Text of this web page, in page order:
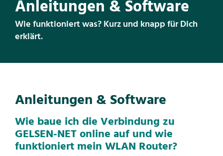
Anleitungen & Software
Wie funktioniert was? Kurz und knapp für Dich
erklärt.
Anleitungen & Software
Wie baue ich die Verbindung zu
GELSEN-NET online auf und wie
funktioniert mein WLAN Router?